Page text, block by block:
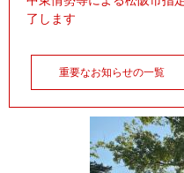
了します
重要なお知らせの一覧